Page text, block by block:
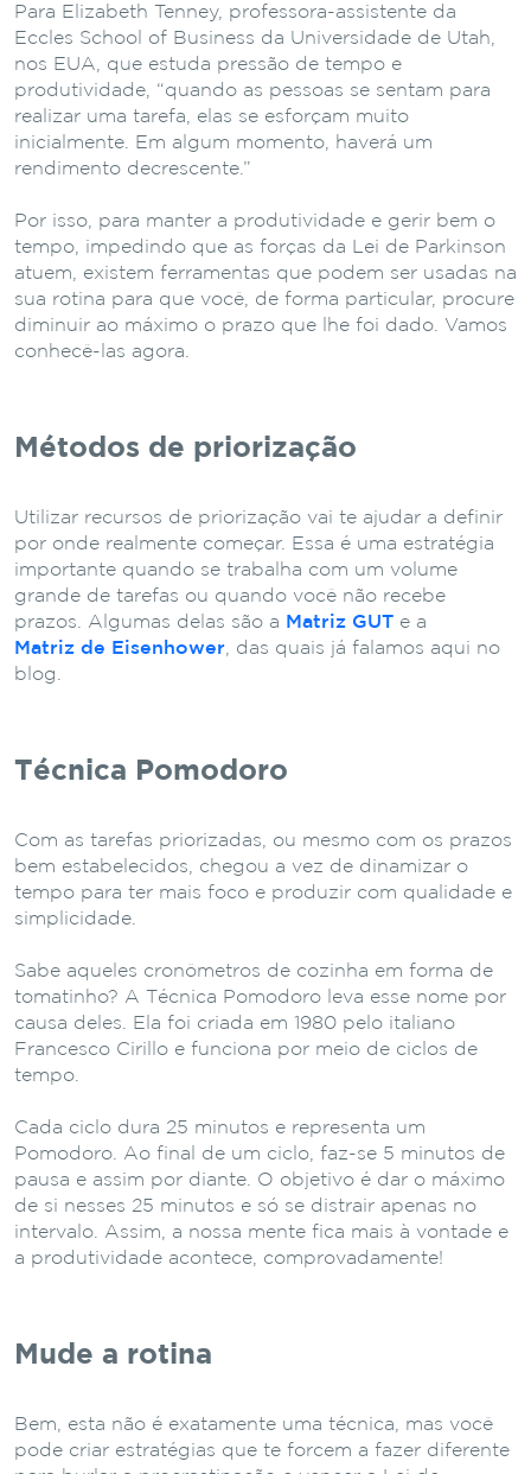
Para Elizabeth Tenney, professora-assistente da
Eccles School of Business da Universidade de Utah,
nos EUA, que estuda pressão de tempo e
produtividade, “quando as pessoas se sentam para
realizar uma tarefa, elas se esforçam muito
inicialmente. Em algum momento, haverá um
rendimento decrescente.”
Por isso, para manter a produtividade e gerir bem o
tempo, impedindo que as forças da Lei de Parkinson
atuem, existem ferramentas que podem ser usadas na
sua rotina para que você, de forma particular, procure
diminuir ao máximo o prazo que lhe foi dado. Vamos
conhecê-las agora.
Métodos de priorização
Utilizar recursos de priorização vai te ajudar a definir
por onde realmente começar. Essa é uma estratégia
importante quando se trabalha com um volume
grande de tarefas ou quando você não recebe
prazos. Algumas delas são a Matriz GUT e a
Matriz de Eisenhower , das quais já falamos aqui no
blog.
Técnica Pomodoro
Com as tarefas priorizadas, ou mesmo com os prazos
bem estabelecidos, chegou a vez de dinamizar o
tempo para ter mais foco e produzir com qualidade e
simplicidade.
Sabe aqueles cronômetros de cozinha em forma de
tomatinho? A Técnica Pomodoro leva esse nome por
causa deles. Ela foi criada em 1980 pelo italiano
Francesco Cirillo e funciona por meio de ciclos de
tempo.
Cada ciclo dura 25 minutos e representa um
Pomodoro. Ao final de um ciclo, faz-se 5 minutos de
pausa e assim por diante. O objetivo é dar o máximo
de si nesses 25 minutos e só se distrair apenas no
intervalo. Assim, a nossa mente fica mais à vontade e
a produtividade acontece, comprovadamente!
Mude a rotina
Bem, esta não é exatamente uma técnica, mas você
pode criar estratégias que te forcem a fazer diferente